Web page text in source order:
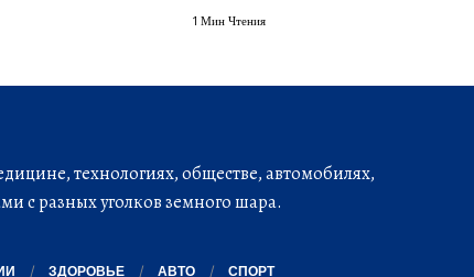
1 Мин Чтения
технологиях, обществе, автомобилях,
с разных уголков земного шара.
ЗДОРОВЬЕ АВТО СПОРТ